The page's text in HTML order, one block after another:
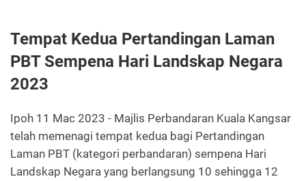
Tempat Kedua Pertandingan Laman
PBT Sempena Hari Landskap Negara
2023
Ipoh 11 Mac 2023 - Majlis Perbandaran Kuala Kangsar
telah memenagi tempat kedua bagi Pertandingan
Laman PBT (kategori perbandaran) sempena Hari
Landskap Negara yang berlangsung 10 sehingga 12